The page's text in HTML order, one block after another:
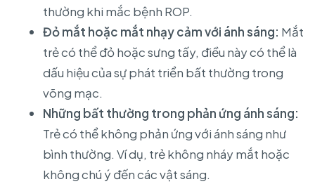
thường khi mắc bệnh ROP.
Đỏ mắt hoặc mắt nhạy cảm với ánh sáng: Mắt
trẻ có thể đỏ hoặc sưng tấy, điều này có thể là
dấu hiệu của sự phát triển bất thường trong
võng mạc.
Những bất thường trong phản ứng ánh sáng:
Trẻ có thể không phản ứng với ánh sáng như
bình thường. Ví dụ, trẻ không nháy mắt hoặc
không chú ý đến các vật sáng.